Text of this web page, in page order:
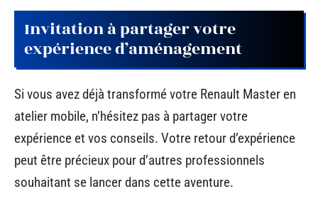
Invitation à partager votre
expérience d’aménagement
Si vous avez déjà transformé votre Renault Master en
atelier mobile, n’hésitez pas à partager votre
expérience et vos conseils. Votre retour d’expérience
peut être précieux pour d’autres professionnels
souhaitant se lancer dans cette aventure.